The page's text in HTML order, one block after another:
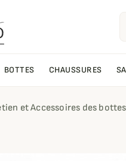
BOTTES CHAUSSURES
et Accessoires des bottes